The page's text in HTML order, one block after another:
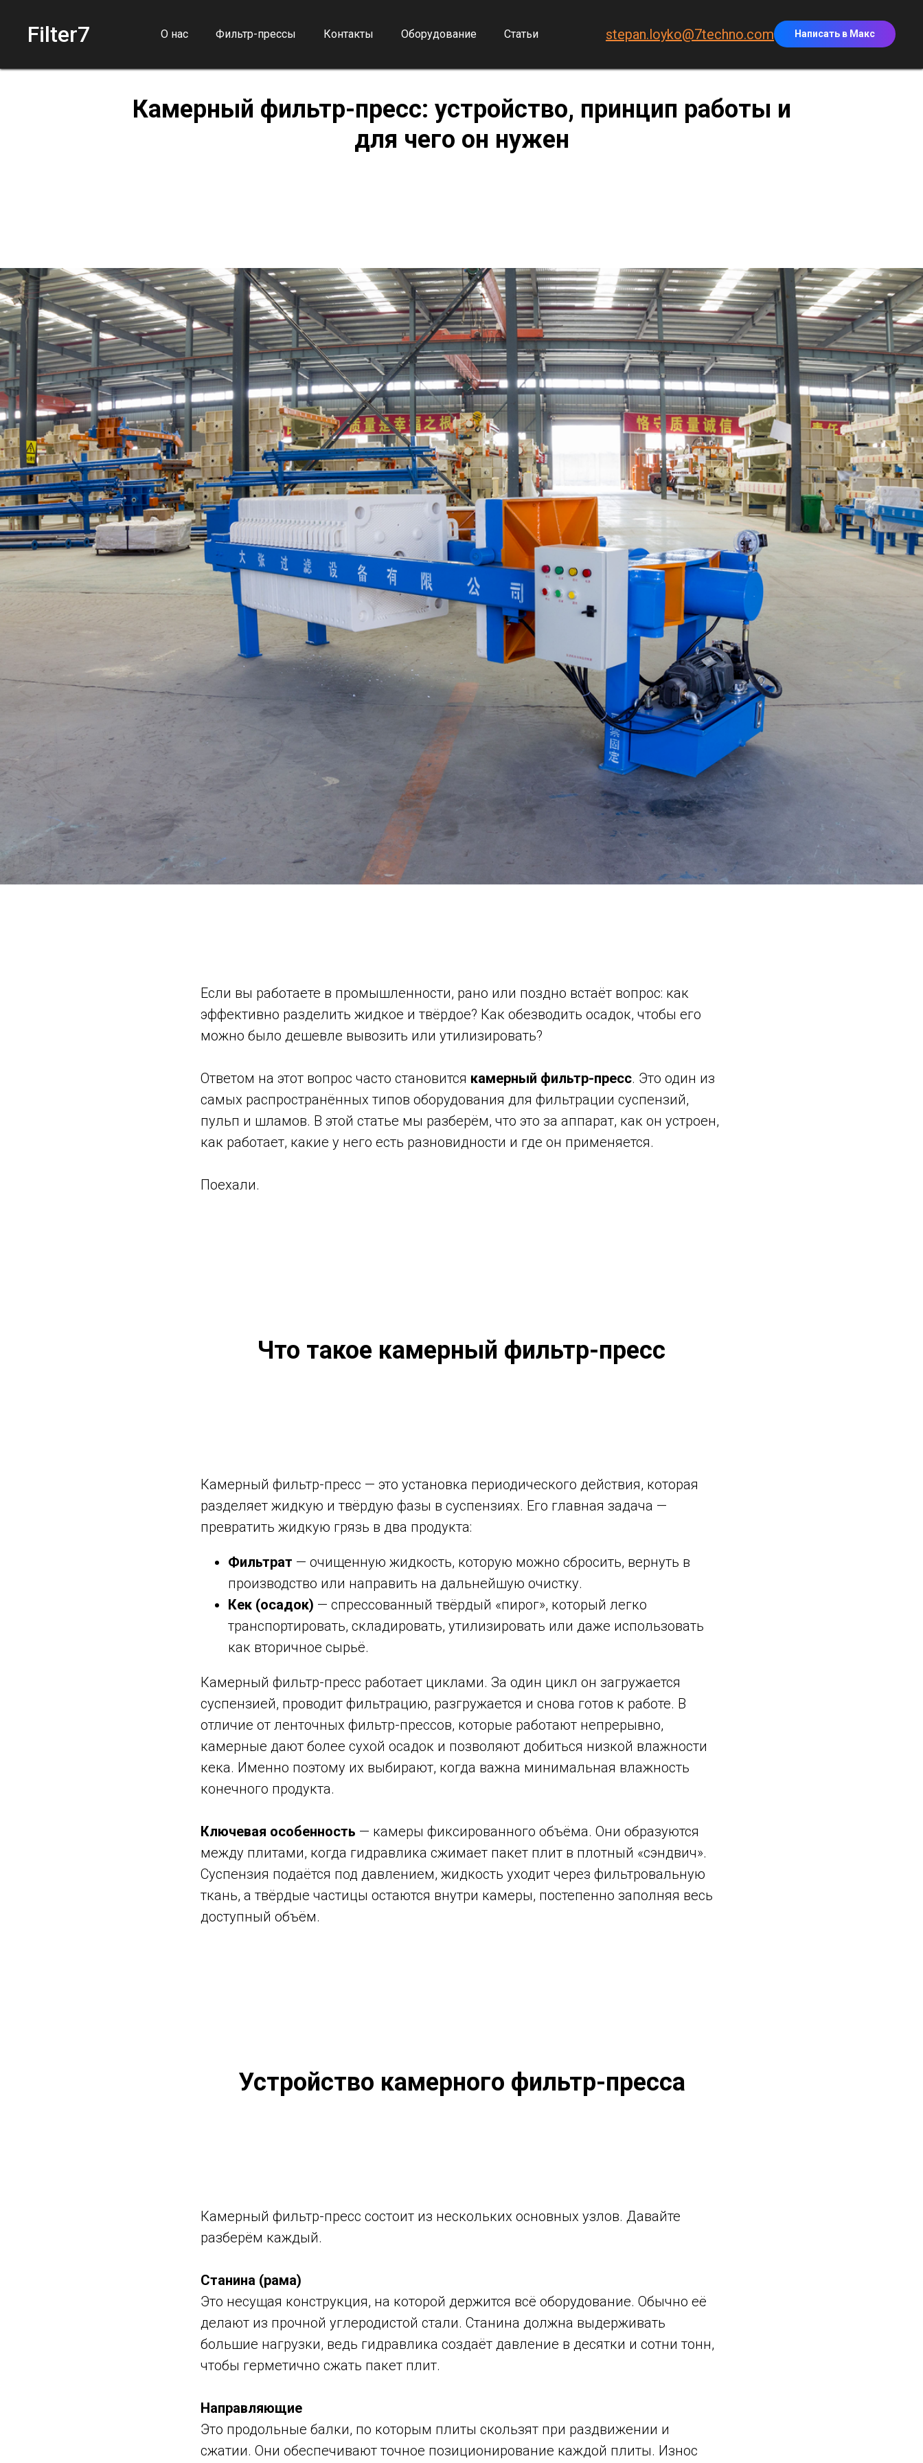
Filter7 О нас Фильтр-прессы Контакты Оборудование Статьи stepan.loyko@7techno.com Написать в Макс
Камерный фильтр-пресс: устройство, принцип работы и
для чего он нужен
Если вы работаете в промышленности, рано или поздно встаёт вопрос: как
эффективно разделить жидкое и твёрдое? Как обезводить осадок, чтобы его
можно было дешевле вывозить или утилизировать?
Ответом на этот вопрос часто становится камерный фильтр-пресс. Это один из
самых распространённых типов оборудования для фильтрации суспензий,
пульп и шламов. В этой статье мы разберём, что это за аппарат, как он устроен,
как работает, какие у него есть разновидности и где он применяется.
Поехали.
Что такое камерный фильтр-пресс
Камерный фильтр-пресс — это установка периодического действия, которая
разделяет жидкую и твёрдую фазы в суспензиях. Его главная задача —
превратить жидкую грязь в два продукта:
Фильтрат — очищенную жидкость, которую можно сбросить, вернуть в
производство или направить на дальнейшую очистку.
Кек (осадок) — спрессованный твёрдый «пирог», который легко
транспортировать, складировать, утилизировать или даже использовать
как вторичное сырьё.
Камерный фильтр-пресс работает циклами. За один цикл он загружается
суспензией, проводит фильтрацию, разгружается и снова готов к работе. В
отличие от ленточных фильтр-прессов, которые работают непрерывно,
камерные дают более сухой осадок и позволяют добиться низкой влажности
кека. Именно поэтому их выбирают, когда важна минимальная влажность
конечного продукта.
Ключевая особенность — камеры фиксированного объёма. Они образуются
между плитами, когда гидравлика сжимает пакет плит в плотный «сэндвич».
Суспензия подаётся под давлением, жидкость уходит через фильтровальную
ткань, а твёрдые частицы остаются внутри камеры, постепенно заполняя весь
доступный объём.
Устройство камерного фильтр-пресса
Камерный фильтр-пресс состоит из нескольких основных узлов. Давайте
разберём каждый.
Станина (рама)
Это несущая конструкция, на которой держится всё оборудование. Обычно её
делают из прочной углеродистой стали. Станина должна выдерживать
большие нагрузки, ведь гидравлика создаёт давление в десятки и сотни тонн,
чтобы герметично сжать пакет плит.
Направляющие
Это продольные балки, по которым плиты скользят при раздвижении и
сжатии. Они обеспечивают точное позиционирование каждой плиты. Износ